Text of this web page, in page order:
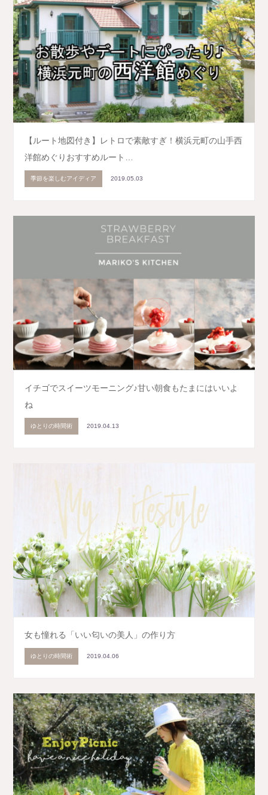
【ルート地図付き】レトロで素敵すぎ！横浜元町の山手西
洋館めぐりおすすめルート…
季節を楽しむアイディア 2019.05.03
イチゴでスイーツモーニング♪甘い朝食もたまにはいいよ
ね
ゆとりの時間術 2019.04.13
女も憧れる「いい匂いの美人」の作り方
ゆとりの時間術 2019.04.06